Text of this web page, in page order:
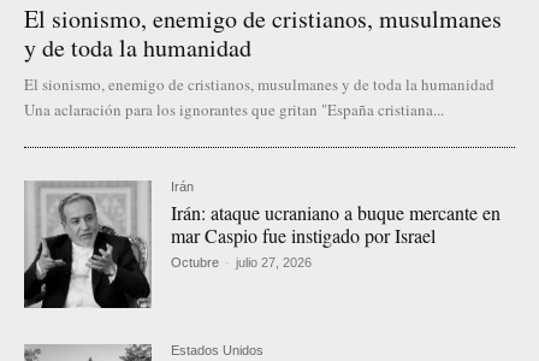
El sionismo, enemigo de cristianos, musulmanes
y de toda la humanidad
El sionismo, enemigo de cristianos, musulmanes y de toda la humanidad
Una aclaración para los ignorantes que gritan "España cristiana...
Irán
Irán: ataque ucraniano a buque mercante en
mar Caspio fue instigado por Israel
Octubre - julio 27, 2026
Estados Unidos